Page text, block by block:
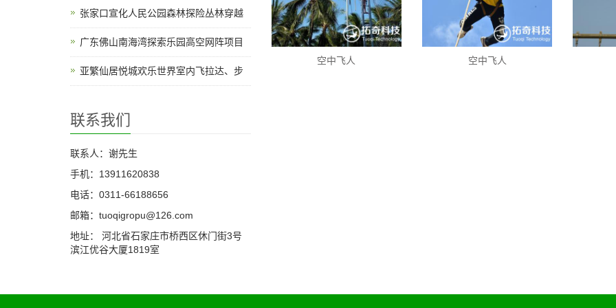
空中飞人 空中飞人
张家口宣化人民公园森林探险丛林穿越
广东佛山南海湾探索乐园高空网阵项目
亚繁仙居悦城欢乐世界室内飞拉达、步
联系我们
联系人：谢先生
手机：13911620838
电话：0311-66188656
邮箱：tuoqigropu@126.com
地址： 河北省石家庄市桥西区休门街3号
滨江优谷大厦1819室